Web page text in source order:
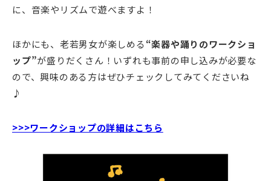
に、音楽やリズムで遊べますよ！
ほかにも、老若男女が楽しめる “楽器や踊りのワークショ
ップ”が盛りだくさん！いずれも事前の申し込みが必要な
ので、興味のある方はぜひチェックしてみてくださいね
♪
>>>ワークショップの詳細はこちら